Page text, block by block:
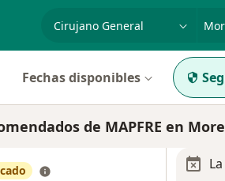
p.
Fechas disponibles
de MAPFRE en